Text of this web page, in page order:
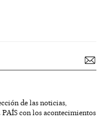
de las noticias,
con los acontecimientos